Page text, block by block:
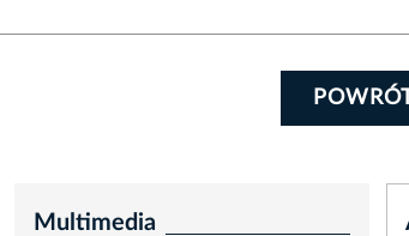
Multimedia